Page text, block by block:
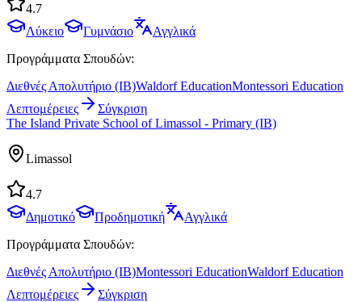
4.7
Λύκειο
Γυμνάσιο
Αγγλικά
Προγράμματα Σπουδών:
Διεθνές Απολυτήριο (IB)Waldorf EducationMontessori Education
Λεπτομέρειες
Σύγκριση
The Island Private School of Limassol - Primary (IB)
Limassol
4.7
Δημοτικό
Προδημοτική
Αγγλικά
Προγράμματα Σπουδών:
Διεθνές Απολυτήριο (IB)Montessori EducationWaldorf Education
Λεπτομέρειες
Σύγκριση